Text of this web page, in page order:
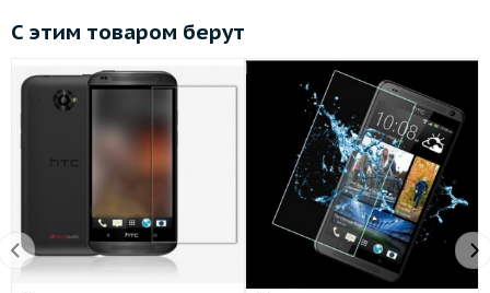
С этим товаром берут